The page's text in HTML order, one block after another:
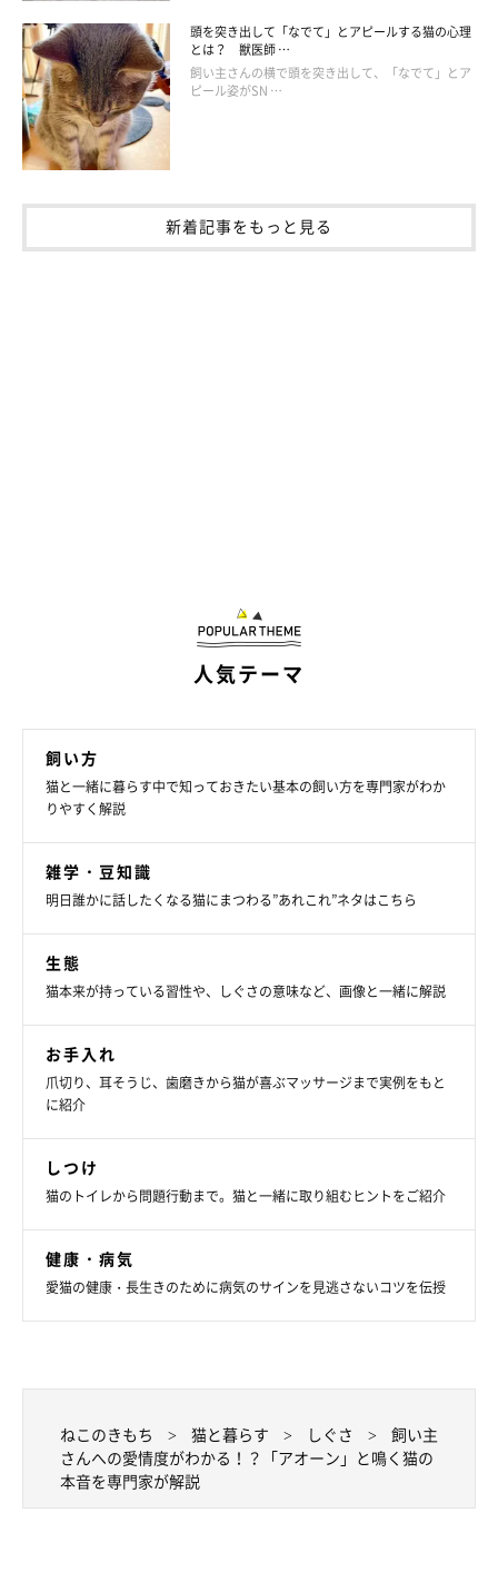
鳴き声で気持ちはわかります！』
文／寺井さとこ
※写真はスマホアプリ「いぬ・ねこのきもち」で投稿されたもの
です。
※記事と写真に関連性がない場合もあります。
頭を突き出して「なでて」とアピールする猫の心理
とは？ 獣医師 …
飼い主さんの横で頭を突き出して、「なでて」とア
ピール姿がSN …
新着記事をもっと見る
人気テーマ
飼い方
猫と一緒に暮らす中で知っておきたい基本の飼い方を専門家がわか
りやすく解説
雑学・豆知識
明日誰かに話したくなる猫にまつわる”あれこれ”ネタはこちら
生態
猫本来が持っている習性や、しぐさの意味など、画像と一緒に解説
お手入れ
爪切り、耳そうじ、歯磨きから猫が喜ぶマッサージまで実例をもと
に紹介
しつけ
猫のトイレから問題行動まで。猫と一緒に取り組むヒントをご紹介
健康・病気
愛猫の健康・長生きのために病気のサインを見逃さないコツを伝授
ねこのきもち 猫と暮らす しぐさ
飼い主
さんへの愛情度がわかる！？「アオーン」と鳴く猫の
本音を専門家が解説